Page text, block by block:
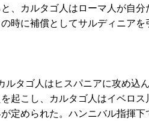
、カルタゴ人はローマ人が自
時に補償としてサルディニア
タゴ人はヒスパニアに攻め込
起こし、カルタゴ人はイベロ
定められた。ハンニバル指揮